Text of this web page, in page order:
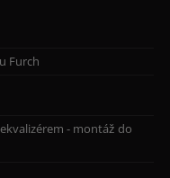
Furch
- montáž do